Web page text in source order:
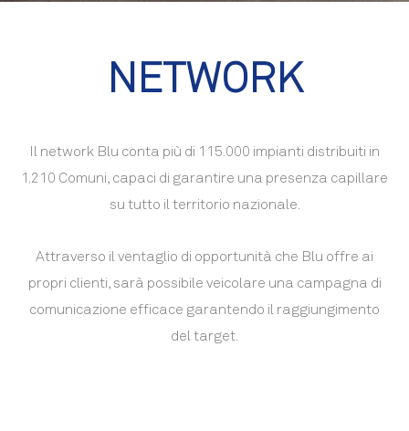
NETWORK
Il network Blu conta più di 115.000 impianti distribuiti in
1.210 Comuni, capaci di garantire una presenza capillare
su tutto il territorio nazionale.
Attraverso il ventaglio di opportunità che Blu offre ai
propri clienti, sarà possibile veicolare una campagna di
comunicazione efficace garantendo il raggiungimento
del target.